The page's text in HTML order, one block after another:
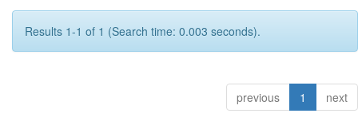
Results 1-1 of 1 (Search time: 0.003 seconds).
previous 1 next